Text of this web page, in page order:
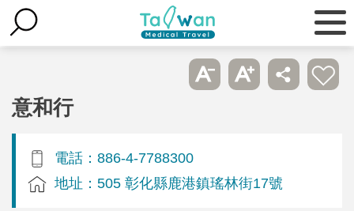
意和行
電話：886-4-7788300
地址：505 彰化縣鹿港鎮瑤林街17號